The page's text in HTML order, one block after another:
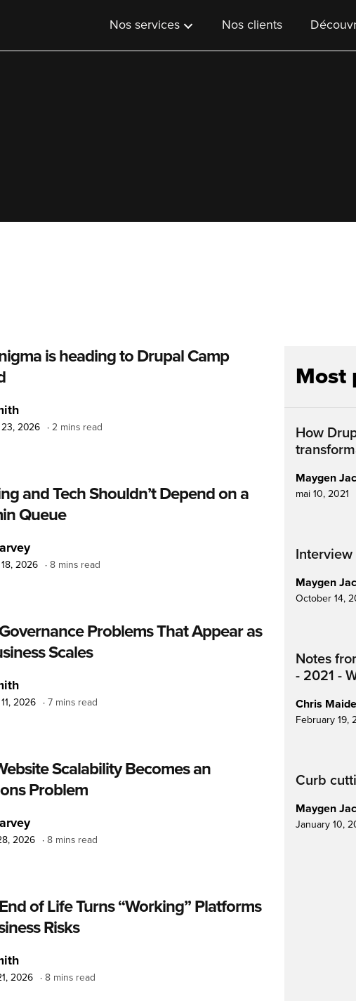
Nos services Nos clients
is heading to Drupal Camp
2026 2 mins read
and Tech Shouldn’t Depend on a
Queue
2026 8 mins read
Problems That Appear as
Scales
2026 7 mins read
Scalability Becomes an
Problem
2026 8 mins read
of Life Turns “Working” Platforms
Risks
2026 8 mins read
Most
How
Maygen
mai 10, 2021
Maygen
October 14,
Notes
- 2021 -
Chris
February 19,
Curb
Maygen
January 10,